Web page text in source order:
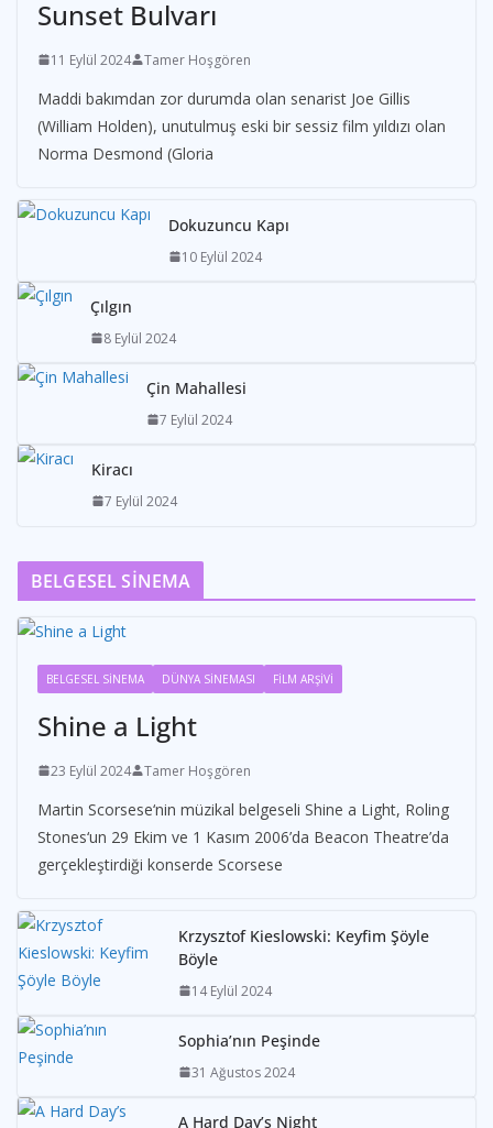
Sunset Bulvarı
11 Eylül 2024 Tamer Hoşgören
Maddi bakımdan zor durumda olan senarist Joe Gillis
(William Holden), unutulmuş eski bir sessiz film yıldızı olan
Norma Desmond (Gloria
Dokuzuncu Kapı
10 Eylül 2024
Çılgın
8 Eylül 2024
Çin Mahallesi
7 Eylül 2024
Kiracı
7 Eylül 2024
BELGESEL SİNEMA
BELGESEL SİNEMA DÜNYA SİNEMASI FİLM ARŞİVİ
Shine a Light
23 Eylül 2024 Tamer Hoşgören
Martin Scorsese‘nin müzikal belgeseli Shine a Light, Roling
Stones‘un 29 Ekim ve 1 Kasım 2006’da Beacon Theatre’da
gerçekleştirdiği konserde Scorsese
Krzysztof Kieslowski: Keyfim Şöyle
Böyle
14 Eylül 2024
Sophia’nın Peşinde
31 Ağustos 2024
A Hard Day’s Night